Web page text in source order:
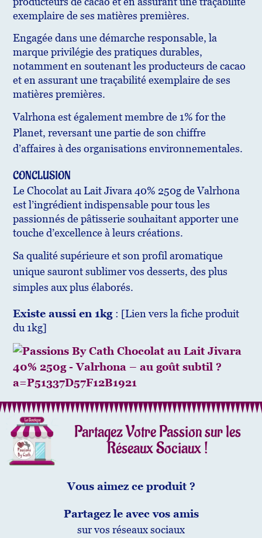
exemplaire de ses matières premières.
Engagée dans une démarche responsable, la
marque privilégie des pratiques durables,
notamment en soutenant les producteurs de cacao
et en assurant une traçabilité exemplaire de ses
matières premières.
Valrhona est également membre de 1% for the
Planet, reversant une partie de son chiffre
d’affaires à des organisations environnementales.
CONCLUSION
Le Chocolat au Lait Jivara 40% 250g de Valrhona
est l’ingrédient indispensable pour tous les
passionnés de pâtisserie souhaitant apporter une
touche d’excellence à leurs créations.
Sa qualité supérieure et son profil aromatique
unique sauront sublimer vos desserts, des plus
simples aux plus élaborés.
Existe aussi en 1kg : [Lien vers la fiche produit
du 1kg]
Partagez Votre Passion sur les
Réseaux Sociaux !
Vous aimez ce produit ?
Partagez le avec vos amis
sur vos réseaux sociaux